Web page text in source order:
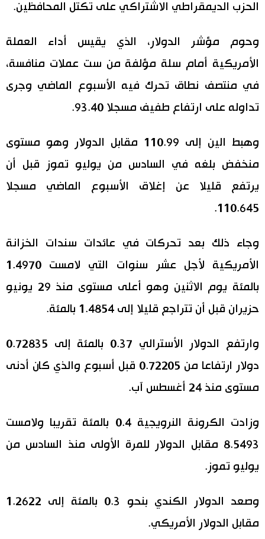
الحزب الديمقراطي الاشتراكي على تكتل المحافظين.
وحوم مؤشر الدولار، الذي يقيس أداء العملة
الأمريكية أمام سلة مؤلفة من ست عملات منافسة،
في منتصف نطاق تحرك فيه الأسبوع الماضي وجرى
تداوله على ارتفاع طفيف مسجلا 93.40.
وهبط الين إلى 110.99 مقابل الدولار وهو مستوى
منخفض بلغه في السادس من يوليو تموز قبل أن
يرتفع قليلا عن إغلاق الأسبوع الماضي مسجلا
110.645.
وجاء ذلك بعد تحركات في عائدات سندات الخزانة
الأمريكية لأجل عشر سنوات التي لامست 1.4970
بالمئة يوم الاثنين وهو أعلى مستوى منذ 29 يونيو
حزيران قبل أن تتراجع قليلا إلى 1.4854 بالمئة.
وارتفع الدولار الأسترالي 0.37 بالمئة إلى 0.72835
دولار ارتفاعا من 0.72205 قبل أسبوع والذي كان أدنى
مستوى منذ 24 أغسطس آب.
وزادت الكرونة النرويجية 0.4 بالمئة تقريبا ولامست
8.5493 مقابل الدولار للمرة الأولى منذ السادس من
يوليو تموز.
وصعد الدولار الكندي بنحو 0.3 بالمئة إلى 1.2622
مقابل الدولار الأمريكي.